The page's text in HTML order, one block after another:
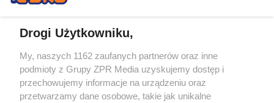
Drogi Użytkowniku,
My, naszych 1162 zaufanych partnerów oraz inne
podmioty z Grupy ZPR Media uzyskujemy dostęp i
przechowujemy informacje na urządzeniu oraz
przetwarzamy dane osobowe, takie jak unikalne